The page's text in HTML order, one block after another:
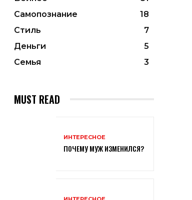
Самопознание
18
Стиль
7
Деньги
5
Семья
3
MUST READ
ИНТЕРЕСНОЕ
ПОЧЕМУ МУЖ ИЗМЕНИЛСЯ?